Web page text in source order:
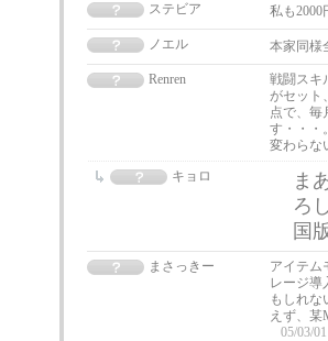
ステビア
私も
ノエル 本家同様
Renren
戦闘スキ
がセット
点で、毎
す・・・
変わらな
キョロ
ま
ろ
国
まさっきー
アイテム
レージ導
もしれな
えず、某
05/03/